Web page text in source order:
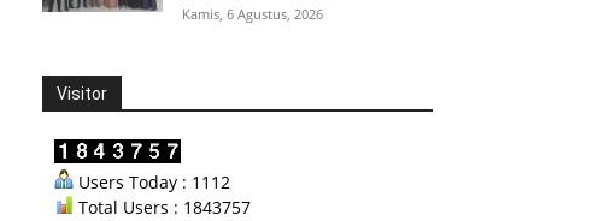
Kamis, 6 Agustus, 2026
Visitor
Users Today : 1112
Total Users : 1843757